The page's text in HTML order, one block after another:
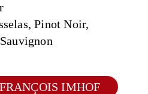
Pinot Noir,
IMHOF